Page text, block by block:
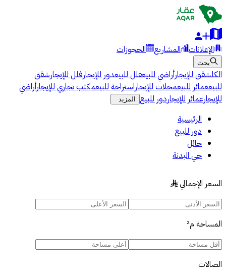
الإعلانات المشاريع الحجوزات
بحث
الكلشقق للإيجارأراضي للبيعفلل للبيعدور للإيجارفلل للإيجارشقق
للبيععمائر للبيعمحلات للإيجاراستراحة للبيعمكتب تجاري للإيجارأراضي
للإيجارعمائر للإيجاردور للبيع المزيد
الرئيسية
دور للبيع
حائل
حي البدنة
السعر الإجمالي §
المساحة م²
الصالات